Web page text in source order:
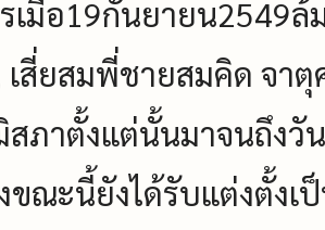
เมื่อ19กันยายน2549
สี่ยสมพี่ชายสมคิด จา
ภาตั้งแต่นั้นมาจนถึงวั
ขณะนี้ยังได้รับแต่งตั้ง